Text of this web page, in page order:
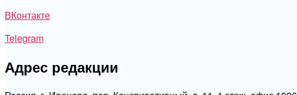
ВКонтакте
Telegram
Адрес редакции